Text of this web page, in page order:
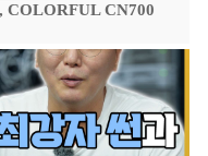
COLORFUL CN700